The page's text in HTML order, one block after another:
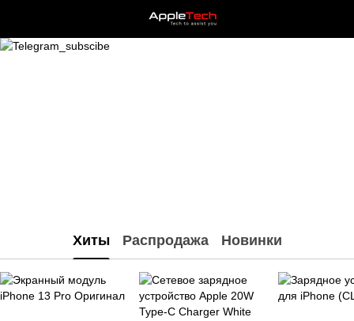
Хиты Распродажа Новинки